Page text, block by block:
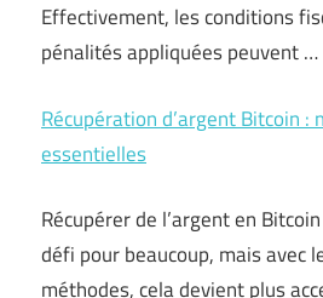
Effectivement, les conditions
pénalités appliquées peuvent …
Récupération d’argent Bitcoin
essentielles
Récupérer de l’argent en
défi pour beaucoup, mais avec
méthodes, cela devient plus